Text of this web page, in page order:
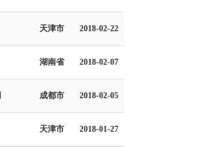
天津市 2018-02-22
湖南省 2018-02-07
成都市 2018-02-05
天津市 2018-01-27